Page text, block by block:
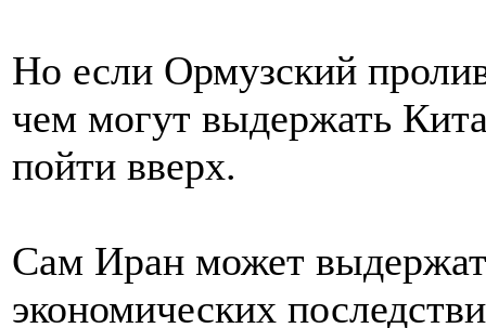
Но если Ормузский
чем могут выдержать
пойти вверх.
Сам Иран может
экономических